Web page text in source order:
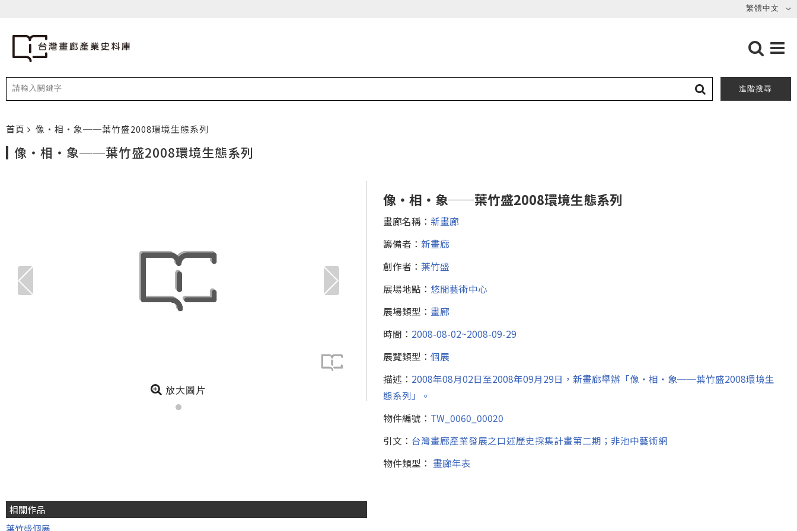
進階搜尋
首頁 像・相・象──葉竹盛2008環境生態系列
像・相・象──葉竹盛2008環境生態系列
放大圖片
像・相・象──葉竹盛2008環境生態系列
畫廊名稱： 新畫廊
籌備者： 新畫廊
創作者： 葉竹盛
展場地點： 悠閒藝術中心
展場類型： 畫廊
時間： 2008-08-02~2008-09-29
展覽類型： 個展
描述： 2008年08月02日至2008年09月29日，新畫廊舉辦「像‧相‧象──葉竹盛2008環境生
態系列」。
物件編號： TW_0060_00020
引文： 台灣畫廊產業發展之口述歷史採集計畫第二期；非池中藝術網
物件類型： 畫廊年表
相關作品
葉竹盛個展